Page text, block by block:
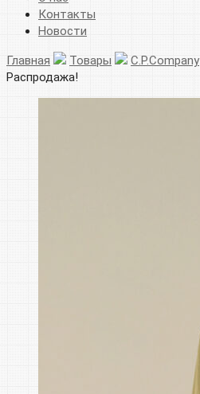
Контакты
Новости
Главная Товары C.P.Company
Распродажа!